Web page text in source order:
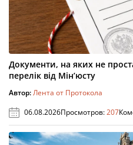
Документи, на яких не
перелік від Мін’юсту
Автор:Лента от Протокола
06.08.2026Просмотров:207